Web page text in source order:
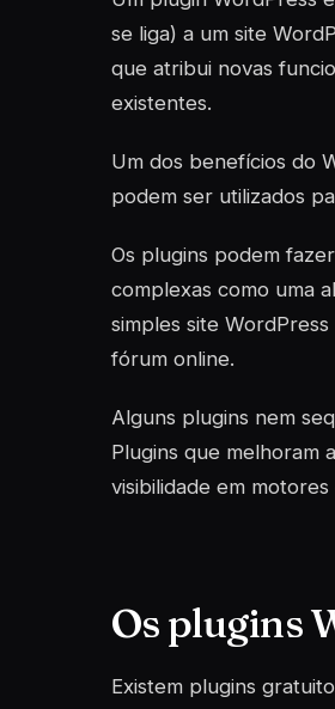
se liga) a um site
que atribui novas
existentes.
Um dos benefícios do
podem ser utilizados
Os plugins podem
complexas como uma
simples site
fórum online.
Alguns plugins nem
Plugins que melhoram
visibilidade em
Os plugins
Existem plugins